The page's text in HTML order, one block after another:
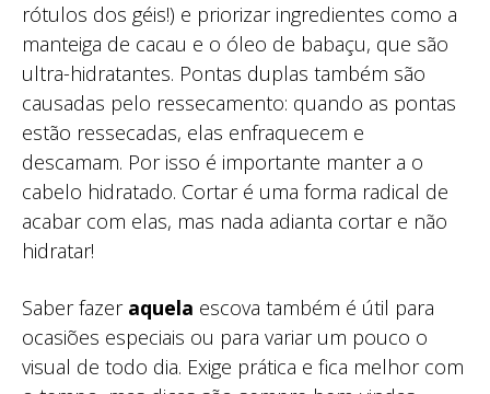
rótulos dos géis!) e priorizar ingredientes como a
manteiga de cacau e o óleo de babaçu, que são
ultra-hidratantes. Pontas duplas também são
causadas pelo ressecamento: quando as pontas
estão ressecadas, elas enfraquecem e
descamam. Por isso é importante manter a o
cabelo hidratado. Cortar é uma forma radical de
acabar com elas, mas nada adianta cortar e não
hidratar!
Saber fazer aquela escova também é útil para
ocasiões especiais ou para variar um pouco o
visual de todo dia. Exige prática e fica melhor com